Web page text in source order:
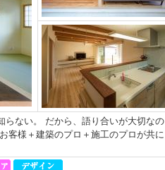
らない。 だから、語り合いが大切なの
客様＋建築のプロ＋施工のプロが共に